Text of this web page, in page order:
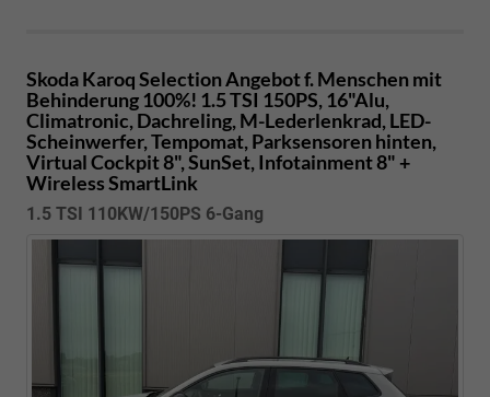
Skoda KaroqSelection Angebot f. Menschen mit
Behinderung 100%! 1.5 TSI 150PS, 16"Alu,
Climatronic, Dachreling, M-Lederlenkrad, LED-
Scheinwerfer, Tempomat, Parksensoren hinten,
Virtual Cockpit 8", SunSet, Infotainment 8" +
Wireless SmartLink
1.5 TSI 110KW/150PS 6-Gang